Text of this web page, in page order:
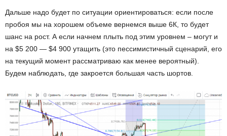
Дальше надо будет по ситуации ориентироваться: если после
пробоя мы на хорошем объеме вернемся выше 6К, то будет
шанс на рост. А если начнем плыть под этим уровнем – могут и
на $5 200 — $4 900 утащить (это пессимистичный сценарий, его
на текущий момент рассматриваю как менее вероятный).
Будем наблюдать, где закроется большая часть шортов.